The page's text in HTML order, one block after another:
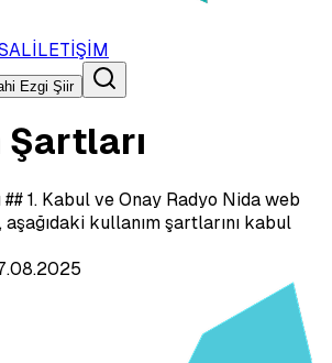
İLETİŞİM
Ezgi Şiir
Şartları
1. Kabul ve Onay Radyo Nida web
kullanım şartlarını kabul